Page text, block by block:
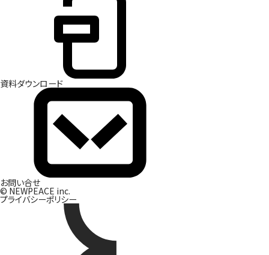
資料ダウンロード
お問い合せ
© NEWPEACE inc.
プライバシーポリシー